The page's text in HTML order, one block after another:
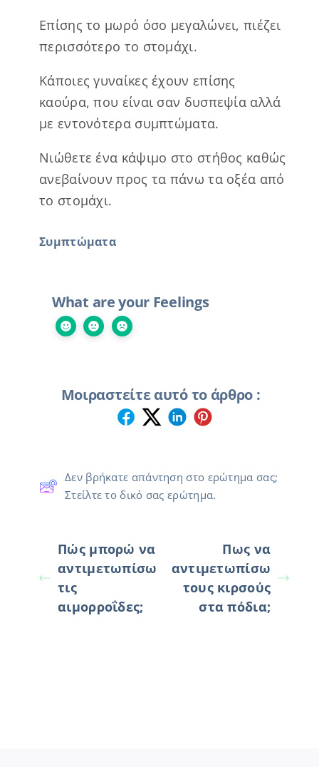
Επίσης το μωρό όσο μεγαλώνει, πιέζει
περισσότερο το στομάχι.
Κάποιες γυναίκες έχουν επίσης
καούρα, που είναι σαν δυσπεψία αλλά
με εντονότερα συμπτώματα.
Νιώθετε ένα κάψιμο στο στήθος καθώς
ανεβαίνουν προς τα πάνω τα οξέα από
το στομάχι.
Συμπτώματα
What are your Feelings
Μοιραστείτε αυτό το άρθρο :
Δεν βρήκατε απάντηση στο ερώτημα σας;
Στείλτε το δικό σας ερώτημα.
Πώς μπορώ να
αντιμετωπίσω
τις
αιμορροΐδες;
Πως να
αντιμετωπίσω
τους κιρσούς
στα πόδια;